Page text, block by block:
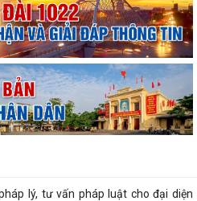
thành chỉ tiêu phát triển người
chức chào cờ Tổ quốc và sinh hoạt
lý, tư vấn pháp luật cho đại diện